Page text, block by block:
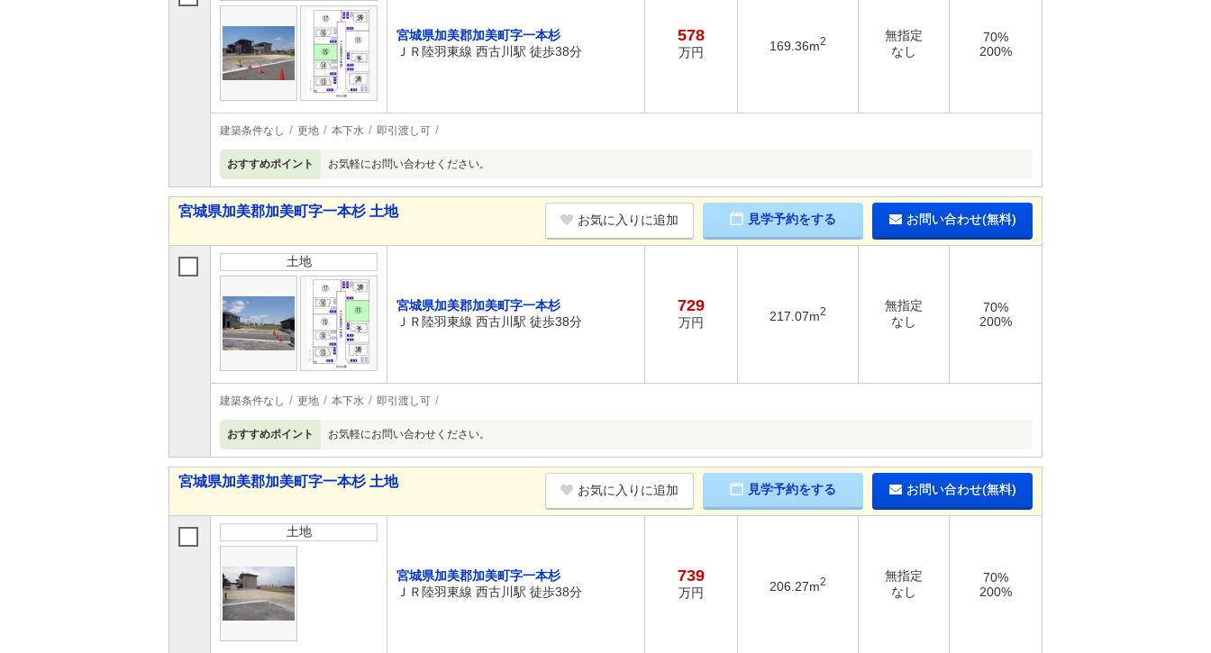
宮城県加美郡加美町字一本杉
ＪＲ陸羽東線 西古川駅 徒歩38分
578
万円 169.36m2
無指定
なし
70%
200%
建築条件なし 更地 本下水 即引渡し可
おすすめポイント お気軽にお問い合わせください。
宮城県加美郡加美町字一本杉 土地
お気に入りに追加 見学予約をする お問い合わせ(無料)
土地
宮城県加美郡加美町字一本杉
ＪＲ陸羽東線 西古川駅 徒歩38分
729
万円 217.07m2
無指定
なし
70%
200%
建築条件なし 更地 本下水 即引渡し可
おすすめポイント お気軽にお問い合わせください。
宮城県加美郡加美町字一本杉 土地
お気に入りに追加 見学予約をする お問い合わせ(無料)
土地
宮城県加美郡加美町字一本杉
ＪＲ陸羽東線 西古川駅 徒歩38分
739
万円 206.27m2
無指定
なし
70%
200%